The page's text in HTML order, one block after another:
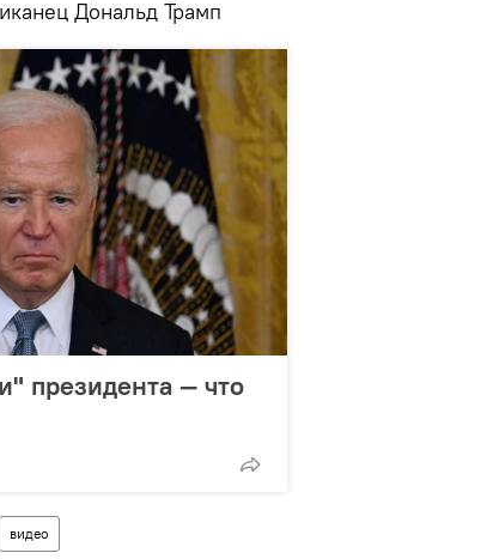
Дональд Трамп
президента — что
видео